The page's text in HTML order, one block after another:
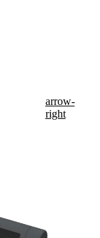
arrow-
right